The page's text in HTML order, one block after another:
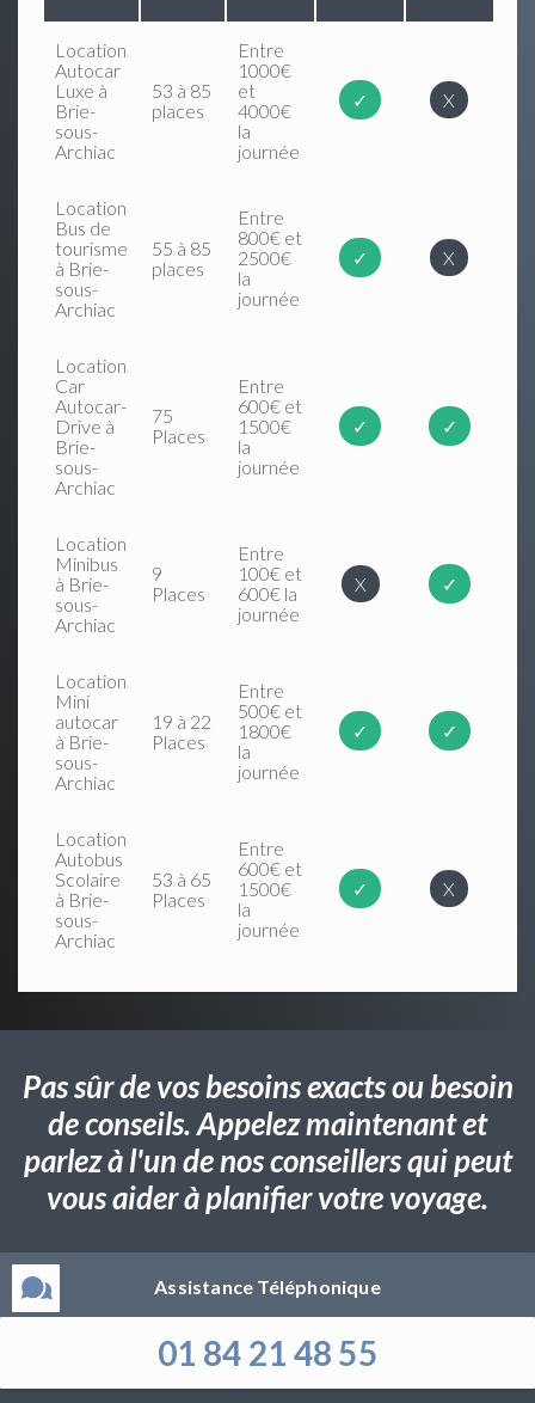
Location
Autocar
Luxe à
Brie-
sous-
Archiac
53 à 85
places
Entre
1000€
et
4000€
la
journée
✓ X
Location
Bus de
tourisme
à Brie-
sous-
Archiac
55 à 85
places
Entre
800€ et
2500€
la
journée
✓ X
Location
Car
Autocar-
Drive à
Brie-
sous-
Archiac
75
Places
Entre
600€ et
1500€
la
journée
✓ ✓
Location
Minibus
à Brie-
sous-
Archiac
9
Places
Entre
100€ et
600€ la
journée
X ✓
Location
Mini
autocar
à Brie-
sous-
Archiac
19 à 22
Places
Entre
500€ et
1800€
la
journée
✓ ✓
Location
Autobus
Scolaire
à Brie-
sous-
Archiac
53 à 65
Places
Entre
600€ et
1500€
la
journée
✓ X
Pas sûr de vos besoins exacts ou besoin
de conseils. Appelez maintenant et
parlez à l'un de nos conseillers qui peut
vous aider à planifier votre voyage.
Assistance Téléphonique
01 84 21 48 55